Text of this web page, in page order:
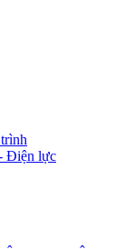
Điện lực